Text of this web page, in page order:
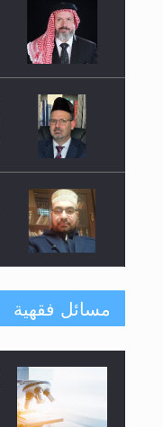
مسائل فقهية